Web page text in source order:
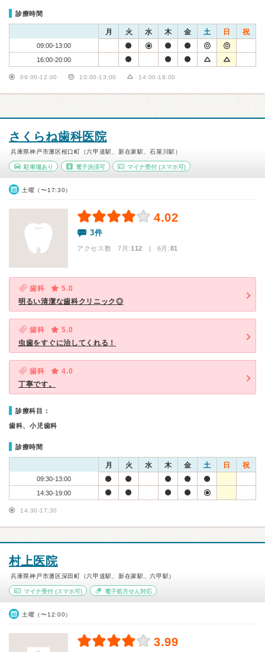
診療時間
月 火 水 木 金 土 日 祝
09:00-13:00
16:00-20:00
09:00-12:00 10:00-13:00 14:00-18:00
さくらね歯科医院
兵庫県神戸市灘区桜口町（六甲道駅、新在家駅、石屋川駅）
駐車場あり 電子決済可 マイナ受付 (スマホ可)
土曜（〜17:30）
4.02
3件
アクセス数 7月:112 | 6月:81
歯科
5.0
明るい清潔な歯科クリニック◎
歯科
5.0
虫歯をすぐに治してくれる！
歯科
4.0
丁寧です。
診療科目：
歯科、小児歯科
診療時間
月 火 水 木 金 土 日 祝
09:30-13:00
14:30-19:00
14:30-17:30
村上医院
兵庫県神戸市灘区深田町（六甲道駅、新在家駅、六甲駅）
マイナ受付 (スマホ可) 電子処方せん対応
土曜（〜12:00）
3.99